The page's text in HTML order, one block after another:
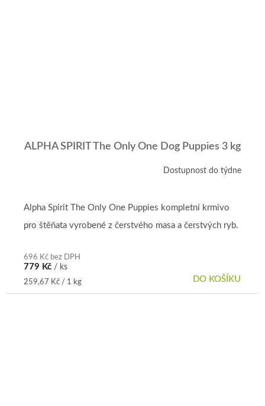
ALPHA SPIRIT The Only One Dog Puppies 3 kg
Dostupnost do týdne
696 Kč bez DPH
779 Kč / ks
Měrná
cena:
259,67 Kč / 1 kg DO KOŠÍKU
Alpha Spirit The Only One Puppies kompletní krmivo
pro štěňata vyrobené z čerstvého masa a čerstvých ryb.